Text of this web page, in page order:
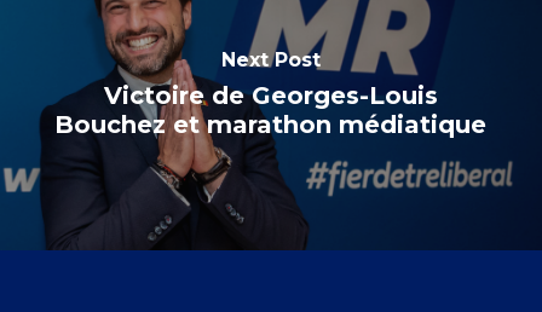
Next Post
Victoire de Georges-Louis
Bouchez et marathon médiatique